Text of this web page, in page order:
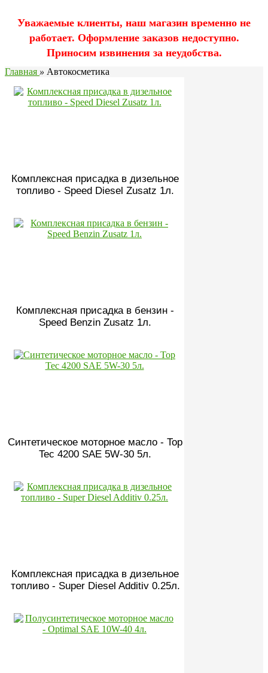
Уважаемые клиенты, наш магазин временно не
работает. Оформление заказов недоступно.
Приносим извинения за неудобства.
Главная » Автокосметика
Комплексная присадка в дизельное
топливо - Speed Diesel Zusatz 1л.
Комплексная присадка в бензин -
Speed Benzin Zusatz 1л.
Синтетическое моторное масло - Top
Tec 4200 SAE 5W-30 5л.
Комплексная присадка в дизельное
топливо - Super Diesel Additiv 0.25л.